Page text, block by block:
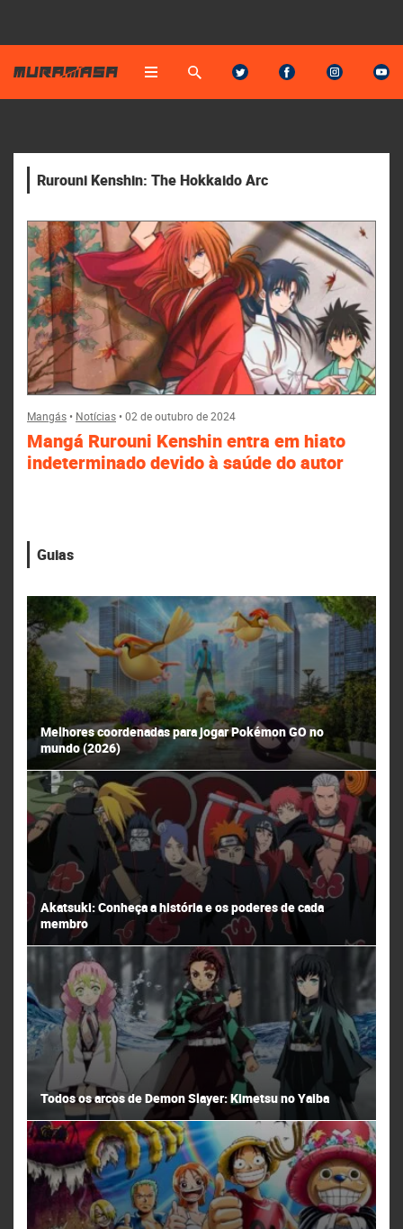
Rurouni Kenshin: The Hokkaido Arc
Mangás• Notícias•02 de outubro de 2024
Mangá Rurouni Kenshin entra em hiato
indeterminado devido à saúde do autor
Guias
Melhores coordenadas para jogar Pokémon GO no
mundo (2026)
Akatsuki: Conheça a história e os poderes de cada
membro
Todos os arcos de Demon Slayer: Kimetsu no Yaiba